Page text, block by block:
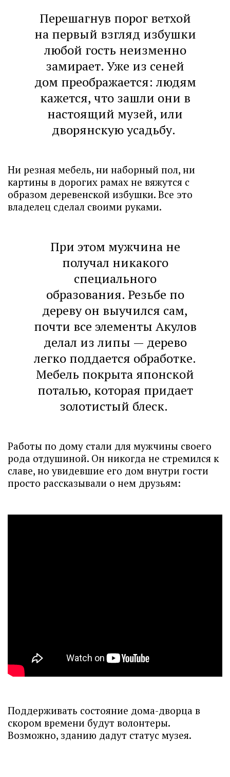
Перешагнув порог ветхой
на первый взгляд избушки
любой гость неизменно
замирает. Уже из сеней
дом преображается: людям
кажется, что зашли они в
настоящий музей, или
дворянскую усадьбу.
Ни резная мебель, ни наборный пол, ни
картины в дорогих рамах не вяжутся с
образом деревенской избушки. Все это
владелец сделал своими руками.
При этом мужчина не
получал никакого
специального
образования. Резьбе по
дереву он выучился сам,
почти все элементы Акулов
делал из липы — дерево
легко поддается обработке.
Мебель покрыта японской
поталью, которая придает
золотистый блеск.
Работы по дому стали для мужчины своего
рода отдушиной. Он никогда не стремился к
славе, но увидевшие его дом внутри гости
просто рассказывали о нем друзьям:
Поддерживать состояние дома-дворца в
скором времени будут волонтеры.
Возможно, зданию дадут статус музея.